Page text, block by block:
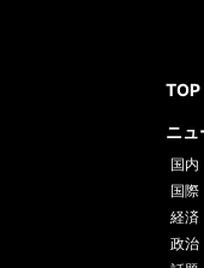
TOP
ニュ
国内
国際
経済
政治